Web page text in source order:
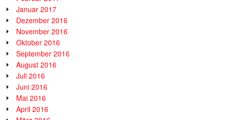
Januar 2017
Dezember 2016
November 2016
Oktober 2016
September 2016
August 2016
Juli 2016
Juni 2016
Mai 2016
April 2016